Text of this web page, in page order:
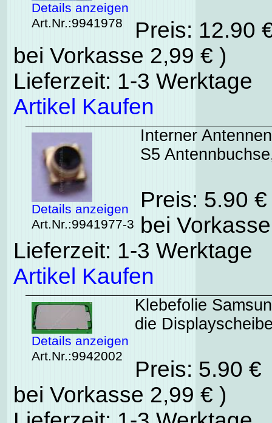
Details anzeigen
Art.Nr.:9941978
Preis: 12.90
bei Vorkasse 2,99 € )
Lieferzeit: 1-3 Werktage
Artikel Kaufen
Details anzeigen
Art.Nr.:9941977-3
Interner
S5
Preis: 5.90
bei
Lieferzeit: 1-3 Werktage
Artikel Kaufen
Details anzeigen
Art.Nr.:9942002
Klebefolie
die
Preis: 5.90
bei Vorkasse 2,99 € )